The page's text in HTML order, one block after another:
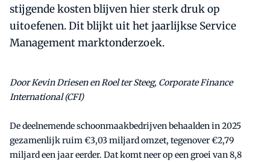
stijgende kosten blijven hier sterk druk op
uitoefenen. Dit blijkt uit het jaarlijkse Service
Management marktonderzoek.
Door Kevin Driesen en Roel ter Steeg, Corporate Finance
International (CFI)
De deelnemende schoonmaakbedrijven behaalden in 2025
gezamenlijk ruim €3,03 miljard omzet, tegenover €2,79
miljard een jaar eerder. Dat komt neer op een groei van 8,8